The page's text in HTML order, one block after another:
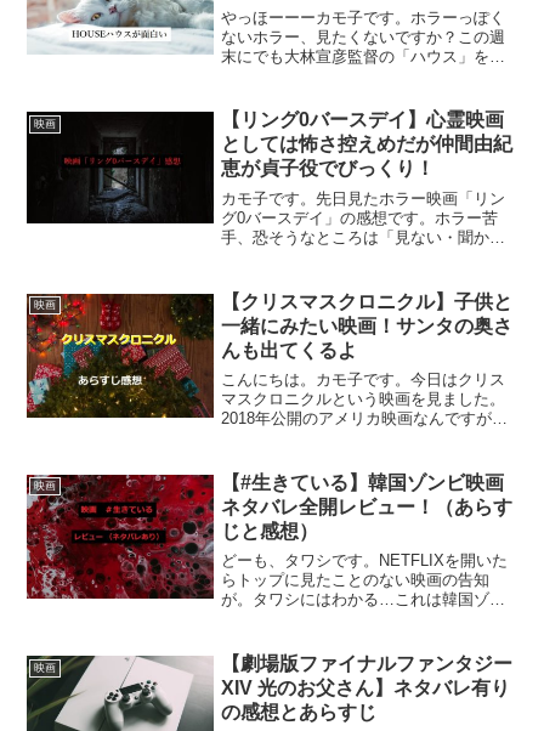
やっほーーーカモ子です。ホラーっぽく
ないホラー、見たくないですか？この週
末にでも大林宣彦監督の「ハウス」を見
まれの映画監督。生年月日は1938年1月9
日。2歳でブリキの...
映画
【リング0バースデイ】心霊映画
としては怖さ控えめだが仲間由紀
恵が貞子役でびっくり！
カモ子です。先日見たホラー映画「リン
グ0バースデイ」の感想です。ホラー苦
手、恐そうなところは「見ない・聞かな
バースデイの感想リング０－バースデイ
ー8月18日にリング0...
映画
【クリスマスクロニクル】子供と
一緒にみたい映画！サンタの奥さ
んも出てくるよ
こんにちは。カモ子です。今日はクリス
マスクロニクルという映画を見ました。
2018年公開のアメリカ映画なんですが、
がいる人はお子さんと一緒に観てほし
い！！私？私は...
映画
【#生きている】韓国ゾンビ映画
ネタバレ全開レビュー！（あらす
じと感想）
どーも、タワシです。NETFLIXを開いた
らトップに見たことのない映画の告知
が。タワシにはわかる…これは韓国ゾン
とゾンビ見ただけで大体どこで制作され
たかわかってきますよ...
映画
【劇場版ファイナルファンタジー
XIV 光のお父さん】ネタバレ有り
の感想とあらすじ